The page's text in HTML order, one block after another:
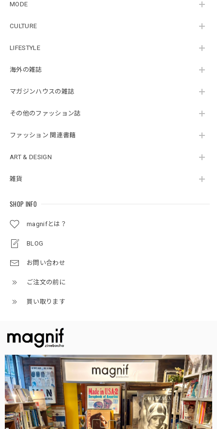
MODE
CULTURE
LIFESTYLE
海外の雑誌
マガジンハウスの雑誌
その他のファッション誌
ファッション 関連書籍
ART & DESIGN
雑貨
SHOP INFO
magnifとは？
BLOG
お問い合わせ
ご注文の前に
買い取ります